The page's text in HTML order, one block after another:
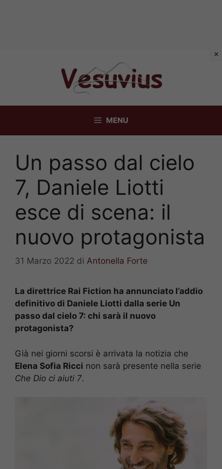
MENU
Un passo dal cielo
7, Daniele Liotti
esce di scena: il
nuovo protagonista
31 Marzo 2022 di Antonella Forte
La direttrice Rai Fiction ha annunciato l’addio
definitivo di Daniele Liotti dalla serie Un
passo dal cielo 7: chi sarà il nuovo
protagonista?
Già nei giorni scorsi è arrivata la notizia che
Elena Sofia Ricci non sarà presente nella serie
Che Dio ci aiuti 7.